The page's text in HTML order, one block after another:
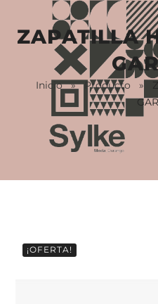
ZAPATILLA
Inicio» Producto »
¡OFERTA!